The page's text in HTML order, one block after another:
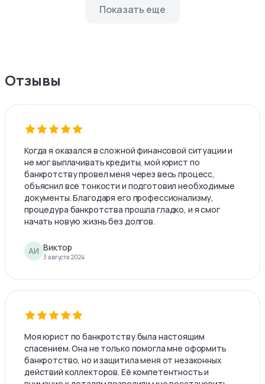
Показать еще
Отзывы
Когда я оказался в сложной финансовой ситуации и
не мог выплачивать кредиты, мой юрист по
банкротству провел меня через весь процесс,
объяснил все тонкости и подготовил необходимые
документы. Благодаря его профессионализму,
процедура банкротства прошла гладко, и я смог
начать новую жизнь без долгов.
АИ Виктор
3 августа 2024
Моя юрист по банкротству была настоящим
спасением. Она не только помогла мне оформить
банкротство, но и защитила меня от незаконных
действий коллекторов. Её компетентность и